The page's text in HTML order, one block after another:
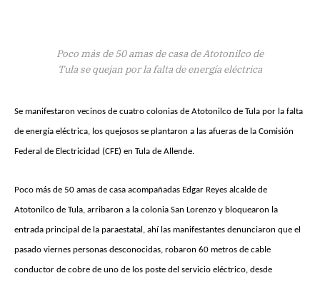
Poco más de 50 amas de casa de Atotonilco de
Tula se quejan por la falta de energía eléctrica
Se manifestaron vecinos de cuatro colonias de Atotonilco de Tula por la falta
de energía eléctrica, los quejosos se plantaron a las afueras de la Comisión
Federal de Electricidad (CFE) en Tula de Allende.
Poco más de 50 amas de casa acompañadas Edgar Reyes alcalde de
Atotonilco de Tula, arribaron a la colonia San Lorenzo y bloquearon la
entrada principal de la paraestatal, ahí las manifestantes denunciaron que el
pasado viernes personas desconocidas, robaron 60 metros de cable
conductor de cobre de uno de los poste del servicio eléctrico, desde